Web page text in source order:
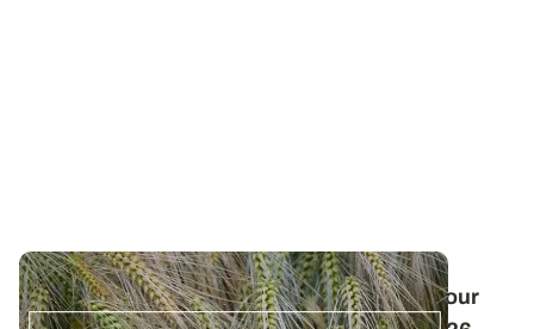
Conduite des orges d'hiver : des guides pour